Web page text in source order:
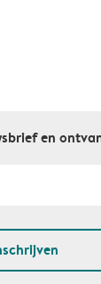
en